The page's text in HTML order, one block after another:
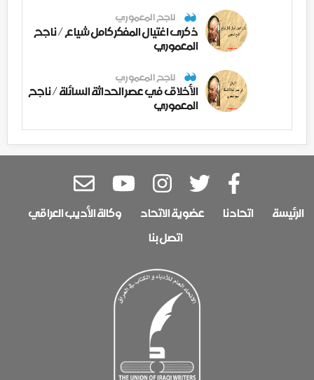
ناجح المعموري
ذكرى اغتيال المفكر كامل شياع / ناجح
المعموري
ناجح المعموري
الأخلاق في عصر الحداثة السائلة / ناجح
المعموري
الرئيسة اتحادنا عضوية الاتحاد
وكالة الأديب العراقي
اتصل بنا